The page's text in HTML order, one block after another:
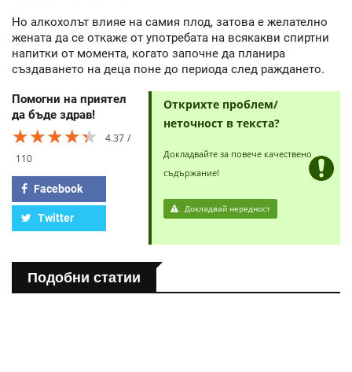
Но алкохолът влияе на самия плод, затова е желателно
жената да се откаже от употребата на всякакви спиртни
напитки от момента, когато започне да планира
създаването на деца поне до периода след раждането.
Помогни на приятел
да бъде здрав!
★★★★★
★★★★★
★★★★★
4.37
110
Facebook
Twitter
Открихте проблем/
неточност в текста?
Докладвайте за повече качествено
съдържание!
Докладвай нередност
Подобни статии